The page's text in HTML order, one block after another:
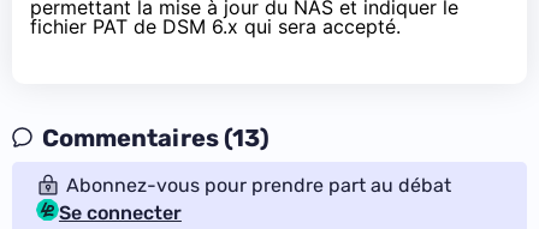
permettant la mise à jour du NAS et indiquer le
fichier PAT de DSM 6.x qui sera accepté.
Commentaires (13)
Abonnez-vous pour prendre part au débat
Se connecter